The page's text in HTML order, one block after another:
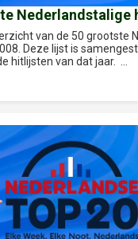
Nederlandstalige
van de 50 grootste
Deze lijst is
hitlijsten van dat jaar. ...